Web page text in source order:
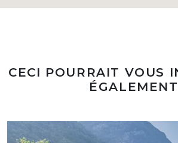
CECI POURRAIT VOUS
ÉGALEMENT